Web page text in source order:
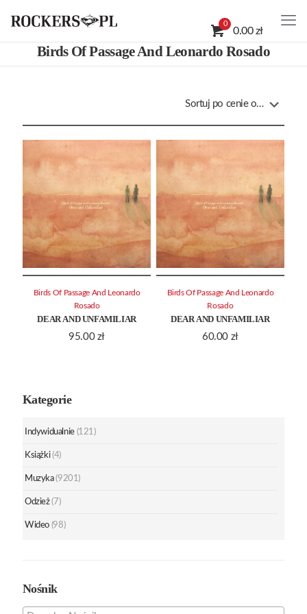
0
0.00 zł
Birds Of Passage And Leonardo Rosado
DEAR AND UNFAMILIAR
95.00 zł
Birds Of Passage And Leonardo
Rosado
DEAR AND UNFAMILIAR
60.00 zł
Birds Of Passage And Leonardo
Rosado
Kategorie
Indywidualnie (121)
Książki (4)
Muzyka (9201)
Odzież (7)
Wideo (98)
Nośnik